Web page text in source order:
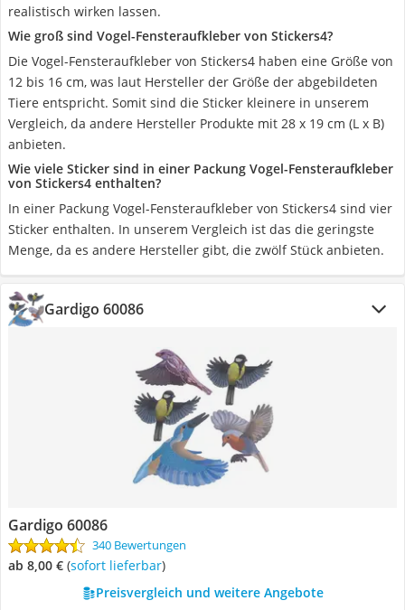
realistisch wirken lassen.
Wie groß sind Vogel-Fensteraufkleber von Stickers4?
Die Vogel-Fensteraufkleber von Stickers4 haben eine Größe von
12 bis 16 cm, was laut Hersteller der Größe der abgebildeten
Tiere entspricht. Somit sind die Sticker kleinere in unserem
Vergleich, da andere Hersteller Produkte mit 28 x 19 cm (L x B)
anbieten.
Wie viele Sticker sind in einer Packung Vogel-Fensteraufkleber
von Stickers4 enthalten?
In einer Packung Vogel-Fensteraufkleber von Stickers4 sind vier
Sticker enthalten. In unserem Vergleich ist das die geringste
Menge, da es andere Hersteller gibt, die zwölf Stück anbieten.
Gardigo 60086
Gardigo 60086
340 Bewertungen
ab 8,00 € ( Sofort lieferbar)
Preisvergleich und weitere Angebote